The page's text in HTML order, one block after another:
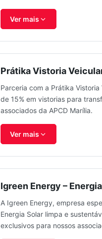
Ver mais
Prátika Vistoria
Parceria com a Prátika
de 15% em vistorias para
associados da APCD Marília.
Ver mais
Igreen Energy –
A Igreen Energy, empresa
Energia Solar limpa e
exclusivos para nossos